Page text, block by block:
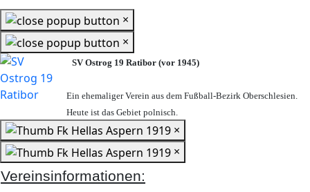
×
×
SV Ostrog 19 Ratibor (vor 1945)
Ein ehemaliger Verein aus dem Fußball-Bezirk Oberschlesien.
Heute ist das Gebiet polnisch.
×
×
Vereinsinformationen: